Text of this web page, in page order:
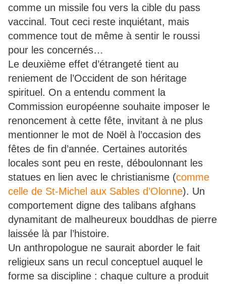
comme un missile fou vers la cible du pass
vaccinal. Tout ceci reste inquiétant, mais
commence tout de même à sentir le roussi
pour les concernés…
Le deuxième effet d’étrangeté tient au
reniement de l’Occident de son héritage
spirituel. On a entendu comment la
Commission européenne souhaite imposer le
renoncement à cette fête, invitant à ne plus
mentionner le mot de Noël à l’occasion des
fêtes de fin d’année. Certaines autorités
locales sont peu en reste, déboulonnant les
statues en lien avec le christianisme (comme
celle de St-Michel aux Sables d’Olonne). Un
comportement digne des talibans afghans
dynamitant de malheureux bouddhas de pierre
laissée là par l’histoire.
Un anthropologue ne saurait aborder le fait
religieux sans un recul conceptuel auquel le
forme sa discipline : chaque culture a produit